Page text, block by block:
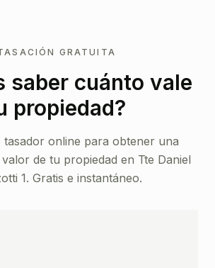
GRATUITA
saber cuánto vale
propiedad?
tasador online para obtener una
de tu propiedad en Tte Daniel
1. Gratis e instantáneo.